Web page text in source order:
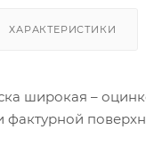
ХАРАКТЕРИСТИКИ
широкая –
фактурной